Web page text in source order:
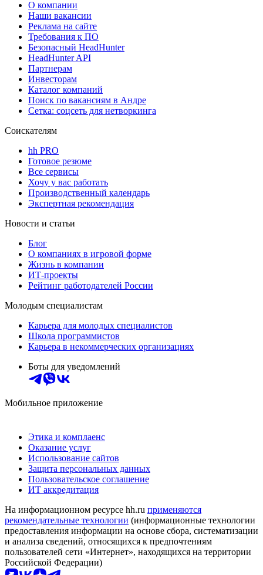
О компании
Наши вакансии
Реклама на сайте
Требования к ПО
Безопасный HeadHunter
HeadHunter API
Партнерам
Инвесторам
Каталог компаний
Поиск по вакансиям в Андре
Сетка: соцсеть для нетворкинга
Соискателям
hh PRO
Готовое резюме
Все сервисы
Хочу у вас работать
Производственный календарь
Экспертная рекомендация
Новости и статьи
Блог
О компаниях в игровой форме
Жизнь в компании
ИТ-проекты
Рейтинг работодателей России
Молодым специалистам
Карьера для молодых специалистов
Школа программистов
Карьера в некоммерческих организациях
Боты для уведомлений
Мобильное приложение
Этика и комплаенс
Оказание услуг
Использование сайтов
Защита персональных данных
Пользовательское соглашение
ИТ аккредитация
На информационном ресурсе hh.ru применяются
рекомендательные технологии (информационные технологии
предоставления информации на основе сбора, систематизации
и анализа сведений, относящихся к предпочтениям
пользователей сети «Интернет», находящихся на территории
Российской Федерации)